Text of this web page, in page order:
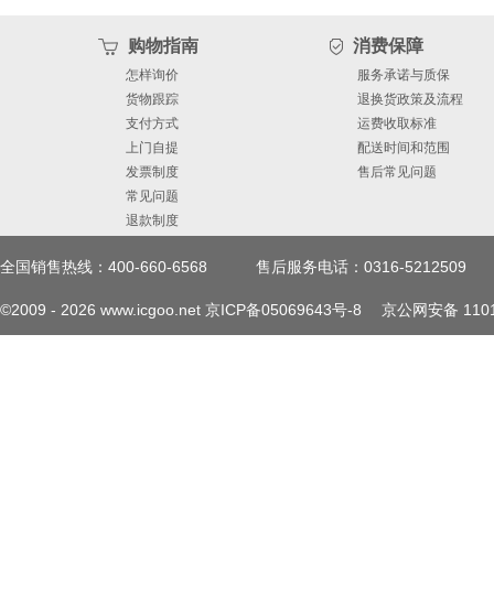
购物指南
怎样询价
货物跟踪
支付方式
上门自提
发票制度
常见问题
退款制度
消费保障
服务承诺与质保
退换货政策及流程
运费收取标准
配送时间和范围
售后常见问题
全国销售热线：400-660-6568 售后服务电话：0316-5212509
©2009 - 2026 www.icgoo.net 京ICP备05069643号-8 京公网安备